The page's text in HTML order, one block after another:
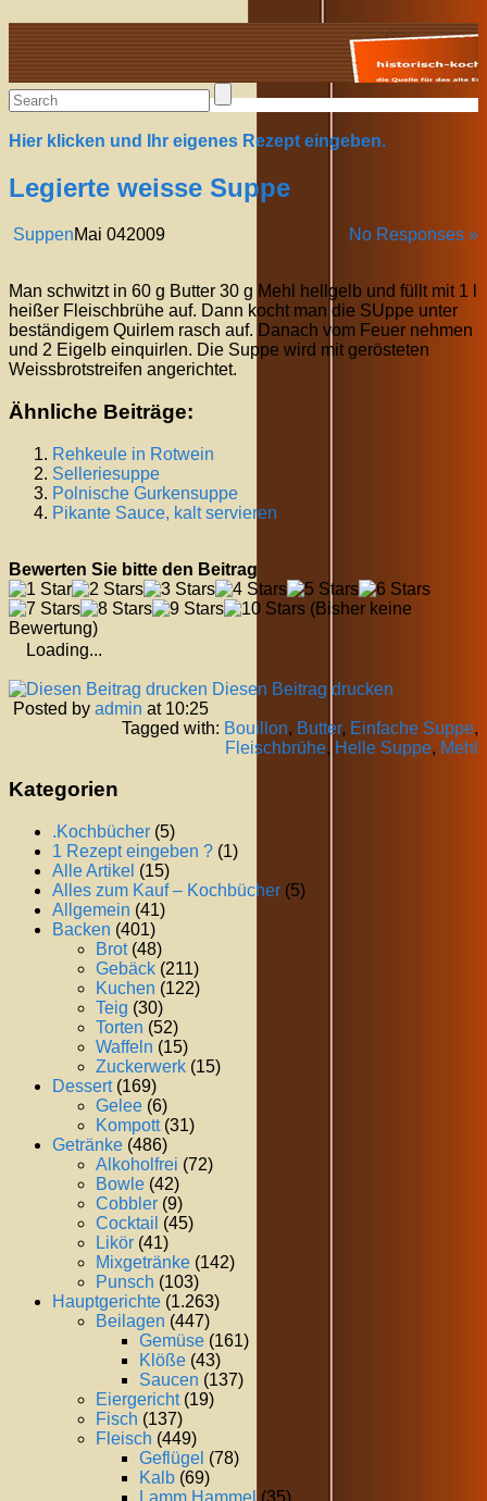
Alte Rezepte online
Hier klicken und Ihr eigenes Rezept eingeben.
Legierte weisse Suppe
Suppen No Responses »
Mai 042009
Man schwitzt in 60 g Butter 30 g Mehl hellgelb und füllt mit 1 l
heißer Fleischbrühe auf. Dann kocht man die SUppe unter
beständigem Quirlem rasch auf. Danach vom Feuer nehmen
und 2 Eigelb einquirlen. Die Suppe wird mit gerösteten
Weissbrotstreifen angerichtet.
Ähnliche Beiträge:
Rehkeule in Rotwein
Selleriesuppe
Polnische Gurkensuppe
Pikante Sauce, kalt servieren
Bewerten Sie bitte den Beitrag
(Bisher keine
Bewertung)
Loading...
Diesen Beitrag drucken
Posted by admin at 10:25
Tagged with: Bouillon, Butter, Einfache Suppe,
Fleischbrühe, Helle Suppe, Mehl
Kategorien
.Kochbücher (5)
1 Rezept eingeben ? (1)
Alle Artikel (15)
Alles zum Kauf – Kochbücher (5)
Allgemein (41)
Backen (401)
Brot(48)
Gebäck (211)
Kuchen (122)
Teig (30)
Torten (52)
Waffeln (15)
Zuckerwerk (15)
Dessert(169)
Gelee (6)
Kompott(31)
Getränke (486)
Alkoholfrei (72)
Bowle (42)
Cobbler (9)
Cocktail (45)
Likör (41)
Mixgetränke (142)
Punsch (103)
Hauptgerichte (1.263)
Beilagen (447)
Gemüse (161)
Klöße (43)
Saucen (137)
Eiergericht(19)
Fisch (137)
Fleisch (449)
Geflügel (78)
Kalb (69)